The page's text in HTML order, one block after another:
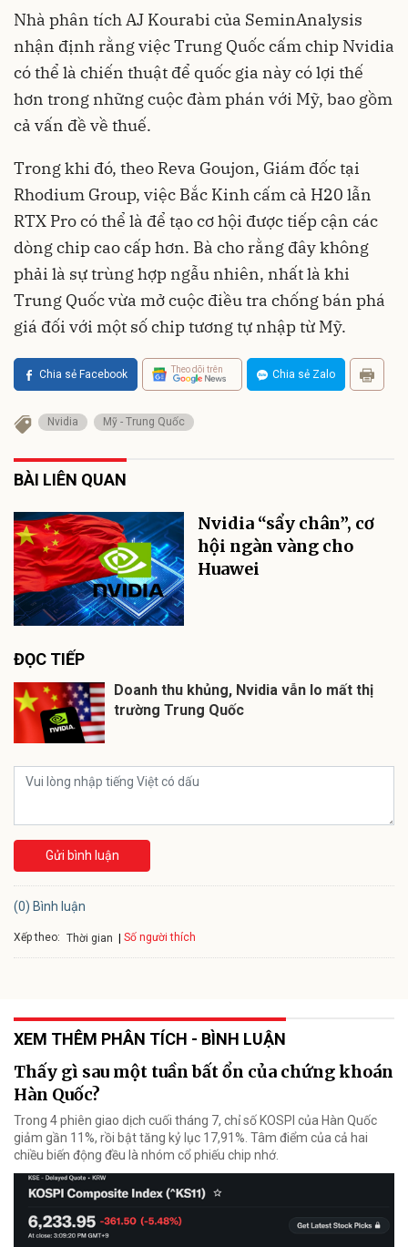
Nhà phân tích AJ Kourabi của SeminAnalysis
nhận định rằng việc Trung Quốc cấm chip Nvidia
có thể là chiến thuật để quốc gia này có lợi thế
hơn trong những cuộc đàm phán với Mỹ, bao gồm
cả vấn đề về thuế.
Trong khi đó, theo Reva Goujon, Giám đốc tại
Rhodium Group, việc Bắc Kinh cấm cả H20 lẫn
RTX Pro có thể là để tạo cơ hội được tiếp cận các
dòng chip cao cấp hơn. Bà cho rằng đây không
phải là sự trùng hợp ngẫu nhiên, nhất là khi
Trung Quốc vừa mở cuộc điều tra chống bán phá
giá đối với một số chip tương tự nhập từ Mỹ.
Chia sẻ Facebook Theo dõi trên Chia sẻ Zalo
Nvidia Mỹ - Trung Quốc
BÀI LIÊN QUAN
Nvidia “sẩy chân”, cơ
hội ngàn vàng cho
Huawei
ĐỌC TIẾP
Doanh thu khủng, Nvidia vẫn lo mất thị
trường Trung Quốc
Gửi bình luận
(0) Bình luận
Xếp theo: Thời gian Số người thích
XEM THÊM PHÂN TÍCH - BÌNH LUẬN
Thấy gì sau một tuần bất ổn của chứng khoán
Hàn Quốc?
Trong 4 phiên giao dịch cuối tháng 7, chỉ số KOSPI của Hàn Quốc
giảm gần 11%, rồi bật tăng kỷ lục 17,91%. Tâm điểm của cả hai
chiều biến động đều là nhóm cổ phiếu chip nhớ.